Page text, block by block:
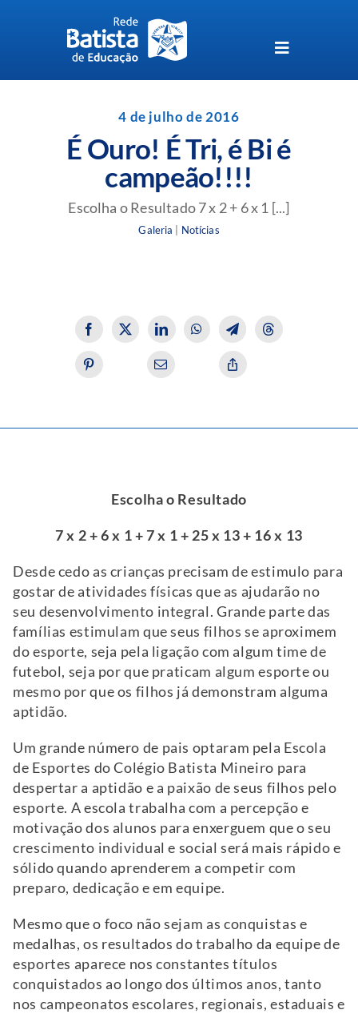
Toggle
Navigation
Perguntas Frequentes
Blog da Rede Batista
4 de julho de 2016
É Ouro! É Tri, é Bi é
campeão!!!!
Escolha o Resultado 7 x 2 + 6 x 1 [...]
Galeria Notícias
Escolha o Resultado
7 x 2 + 6 x 1 + 7 x 1 + 25 x 13 + 16 x 13
Desde cedo as crianças precisam de estimulo para
gostar de atividades físicas que as ajudarão no
seu desenvolvimento integral. Grande parte das
famílias estimulam que seus filhos se aproximem
do esporte, seja pela ligação com algum time de
futebol, seja por que praticam algum esporte ou
mesmo por que os filhos já demonstram alguma
aptidão.
Um grande número de pais optaram pela Escola
de Esportes do Colégio Batista Mineiro para
despertar a aptidão e a paixão de seus filhos pelo
esporte. A escola trabalha com a percepção e
motivação dos alunos para enxerguem que o seu
crescimento individual e social será mais rápido e
sólido quando aprenderem a competir com
preparo, dedicação e em equipe.
Mesmo que o foco não sejam as conquistas e
medalhas, os resultados do trabalho da equipe de
esportes aparece nos constantes títulos
conquistados ao longo dos últimos anos, tanto
nos campeonatos escolares, regionais, estaduais e